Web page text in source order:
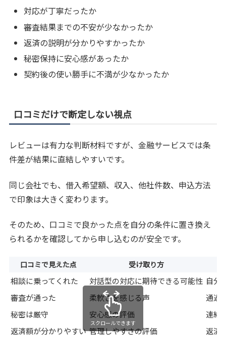
対応が丁寧だったか
審査結果までの不安が少なかったか
返済の説明が分かりやすかったか
秘密保持に安心感があったか
契約後の使い勝手に不満が少なかったか
口コミだけで断定しない視点
レビューは有力な判断材料ですが、金融サービスでは条
件差が結果に直結しやすいです。
同じ会社でも、借入希望額、収入、他社件数、申込方法
で印象は大きく変わります。
そのため、口コミで良かった点を自分の条件に置き換え
られるかを確認してから申し込むのが安全です。
口コミで見えた点 受け取り方
相談に乗ってくれた 対話型の対応に期待できる可能性 自分
審査が通った
柔軟さを感じる声
通過
秘密は厳守
安心感の評価
連絡
返済額が分かりやすい 管理しやすさの評価 返済
スクロールできます